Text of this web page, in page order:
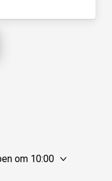
om 10:00